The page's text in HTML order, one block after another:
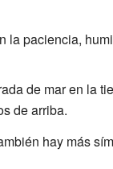
la paciencia,
de mar en la
de arriba.
hay más